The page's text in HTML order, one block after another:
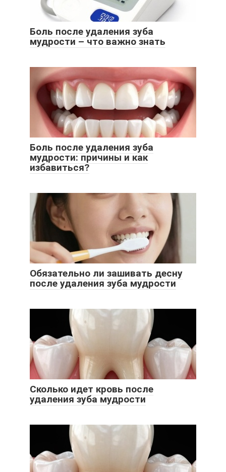
Боль после удаления зуба
мудрости – что важно знать
Боль после удаления зуба
мудрости: причины и как
избавиться?
Обязательно ли зашивать десну
после удаления зуба мудрости
Сколько идет кровь после
удаления зуба мудрости